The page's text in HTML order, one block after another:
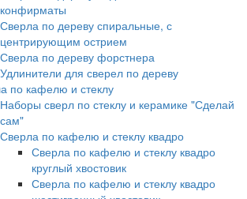
конфирматы
Сверла по дереву спиральные, с
центрирующим острием
Сверла по дереву форстнера
Удлинители для сверел по дереву
по кафелю и стеклу
Наборы сверл по стеклу и керамике "Сделай
сам"
Сверла по кафелю и стеклу квадро
Сверла по кафелю и стеклу квадро
круглый хвостовик
Сверла по кафелю и стеклу квадро